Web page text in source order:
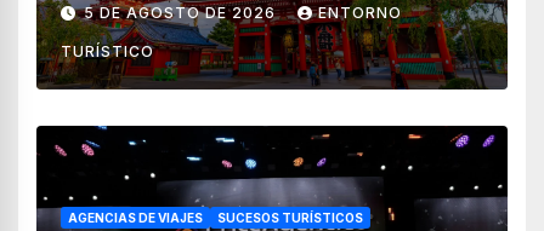
de 2026
5 DE AGOSTO DE 2026 ENTORNO
TURÍSTICO
AGENCIAS DE VIAJES SUCESOS TURÍSTICOS